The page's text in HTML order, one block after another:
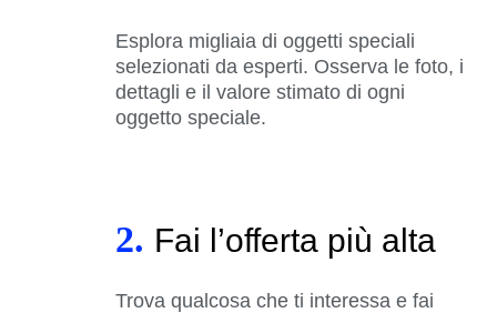
Esplora migliaia di oggetti speciali
selezionati da esperti. Osserva le foto, i
dettagli e il valore stimato di ogni
oggetto speciale.
2. Fai l’offerta più alta
Trova qualcosa che ti interessa e fai